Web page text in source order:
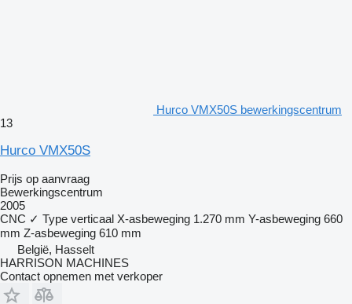
Hurco VMX50S bewerkingscentrum
13
Hurco VMX50S
Prijs op aanvraag
Bewerkingscentrum
2005
CNC ✓ Type verticaal X-asbeweging 1.270 mm Y-asbeweging 660
mm Z-asbeweging 610 mm
België, Hasselt
HARRISON MACHINES
Contact opnemen met verkoper